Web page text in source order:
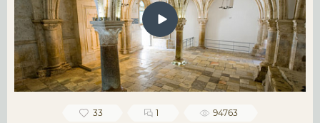
33 1 94763